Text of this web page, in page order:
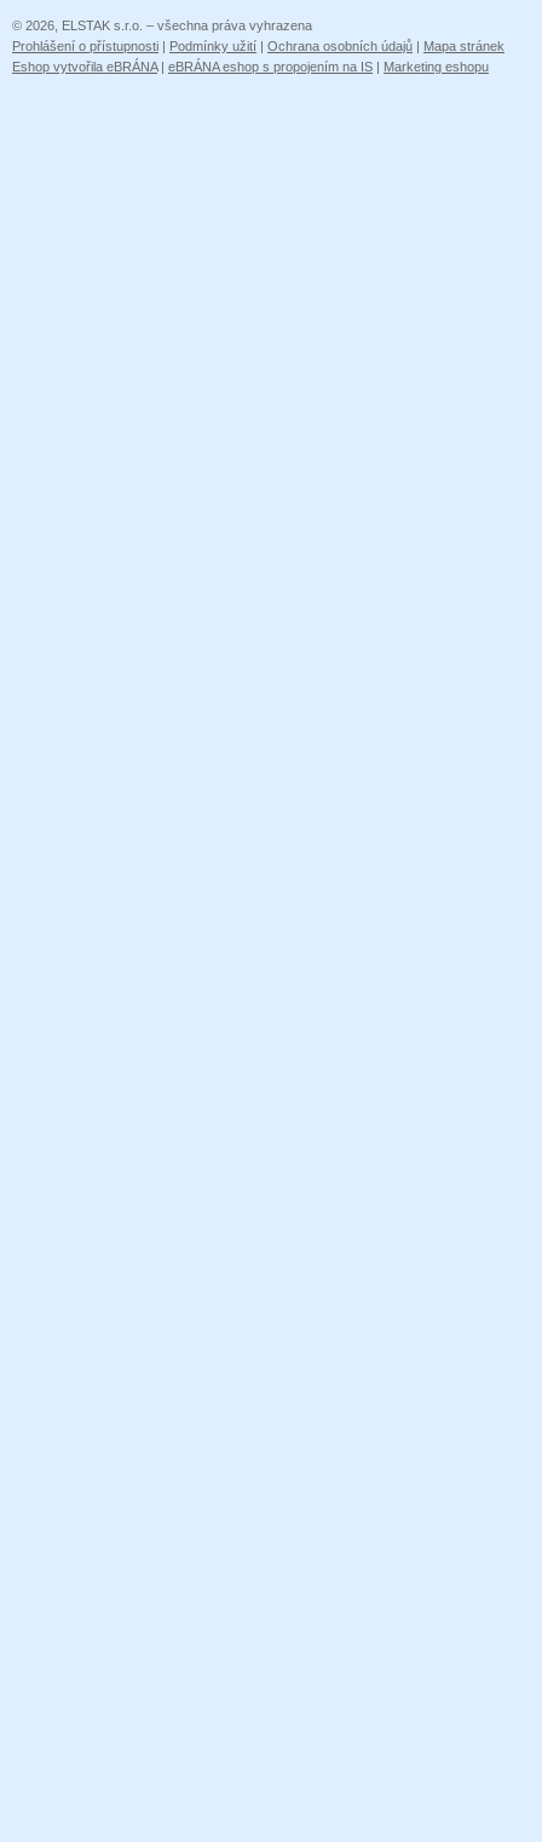
© 2026, ELSTAK s.r.o. – všechna práva vyhrazena
Prohlášení o přístupnosti | Podmínky užití | Ochrana osobních údajů | Mapa stránek
Eshop vytvořila eBRÁNA| eBRÁNA eshop s propojením na IS | Marketing eshopu